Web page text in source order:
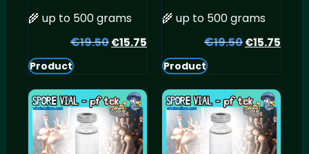
🌾 up to 500 grams
€19.50Oorspronkelijke
was:
€19.50.
€15.75
prijs
is:
€15.75.
Product
🌾 up to 500 grams
€19.50
was:
€19.50.
€15.75
is:
Product